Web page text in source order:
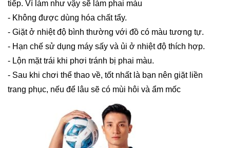
tiếp. Vì làm như vậy sẽ làm phai màu
- Không được dùng hóa chất tẩy.
- Giặt ở nhiệt độ bình thường với đồ có màu tương tự.
- Hạn chế sử dụng máy sấy và ủi ở nhiệt độ thích hợp.
- Lộn mặt trái khi phơi tránh bị phai màu.
- Sau khi chơi thể thao về, tốt nhất là bạn nên giặt liền
trang phục, nếu để lâu sẽ có mùi hôi và ẩm mốc